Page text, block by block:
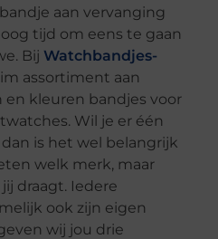
aan vervanging
tijd om eens te gaan
Bij Watchbandjes-
assortiment aan
kleuren bandjes voor
Wil je er één
is het wel belangrijk
welk merk, maar
draagt. Iedere
ook zijn eigen
wij jou drie